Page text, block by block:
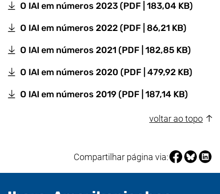
O IAI em números 2023 (PDF | 183,04 KB)
O IAI em números 2022 (PDF | 86,21 KB)
O IAI em números 2021 (PDF | 182,85 KB)
O IAI em números 2020 (PDF | 479,92 KB)
O IAI em números 2019 (PDF | 187,14 KB)
voltar ao topo
Compartilhar página via: